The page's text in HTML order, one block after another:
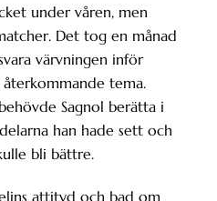
under våren, men
Det tog en månad
värvningen inför
tema.
Sagnol berätta i
han hade sett och
bli bättre.
attityd och bad om